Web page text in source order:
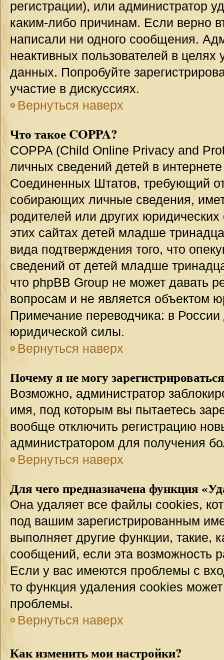
регистрации), или администратор
каким-либо причинам. Если верно
написали ни одного сообщения.
неактивных пользователей в
данных. Попробуйте
участие в дискуссиях.
Вернуться наверх
Что такое COPPA?
COPPA (Child Online Privacy and
личных сведений детей в
Соединенных Штатов, требующий
собирающих личные сведения,
родителей или других
этих сайтах детей младше
вида подтверждения того, что
сведений от детей младше
что phpBB Group не может давать
вопросам и не является объектом
Примечание переводчика: в
юридической силы.
Вернуться наверх
Почему я не могу
Возможно, администратор
имя, под которым вы пытаетесь
вообще отключить регистрацию
администратором для получения
Вернуться наверх
Для чего предназначена функция
Она удаляет все файлы cookies,
под вашим зарегистрированным
выполняет другие функции, такие,
сообщений, если эта возможность
Если у вас имеются проблемы с
то функция удаления cookies
проблемы.
Вернуться наверх
Как изменить мои настройки?